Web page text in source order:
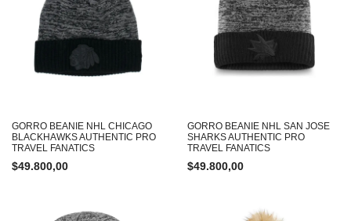
GORRO BEANIE NHL CHICAGO
BLACKHAWKS AUTHENTIC PRO
TRAVEL FANATICS
$49.800,00
GORRO BEANIE NHL SAN JOSE
SHARKS AUTHENTIC PRO
TRAVEL FANATICS
$49.800,00